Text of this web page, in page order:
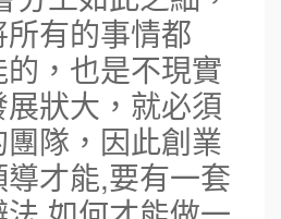
有的事情都
，也是不現實
狀大，就必須
隊，因此創業
才能,要有一套